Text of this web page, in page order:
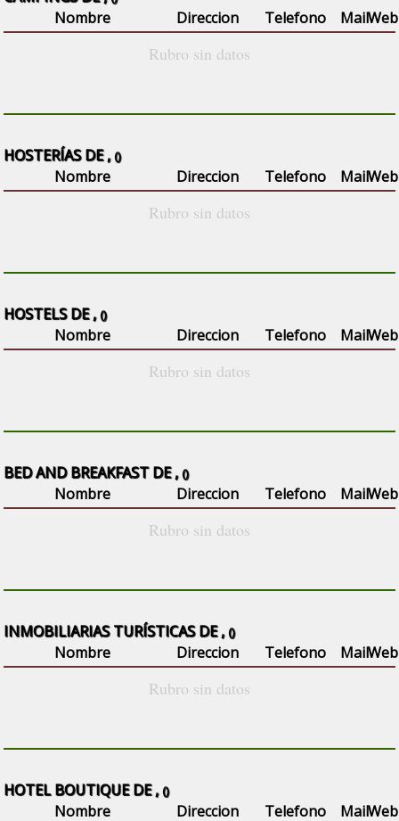
Nombre Direccion Telefono MailWeb
Rubro sin datos
HOSTERÍAS DE ,()
Nombre Direccion Telefono MailWeb
Rubro sin datos
HOSTELS DE ,()
Nombre Direccion Telefono MailWeb
Rubro sin datos
BED AND BREAKFAST DE ,()
Nombre Direccion Telefono MailWeb
Rubro sin datos
INMOBILIARIAS TURÍSTICAS DE ,()
Nombre Direccion Telefono MailWeb
Rubro sin datos
HOTEL BOUTIQUE DE ,()
Nombre Direccion Telefono MailWeb